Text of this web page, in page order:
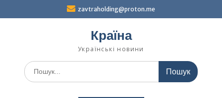
zavtraholding@proton.me
Країна
Українські новини
Шукати: